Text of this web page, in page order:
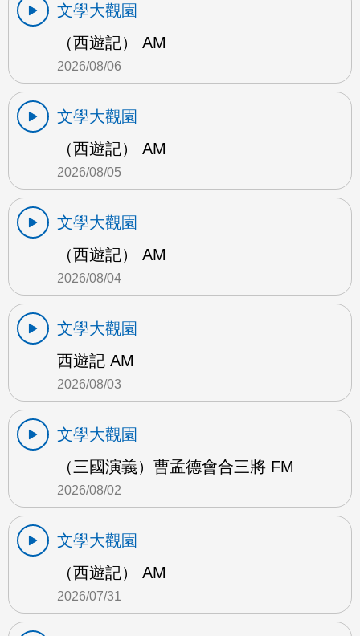
文學大觀園
（西遊記） AM
2026/08/06
文學大觀園
（西遊記） AM
2026/08/05
文學大觀園
（西遊記） AM
2026/08/04
文學大觀園
西遊記 AM
2026/08/03
文學大觀園
（三國演義）曹孟德會合三將 FM
2026/08/02
文學大觀園
（西遊記） AM
2026/07/31